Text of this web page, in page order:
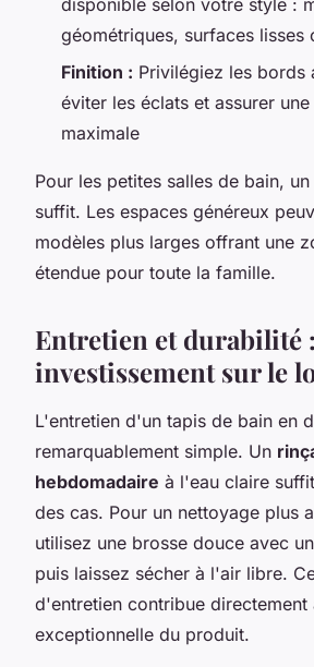
géométriques, surfaces lisses
Finition : Privilégiez les bords
éviter les éclats et assurer
maximale
Pour les petites salles de bain,
suffit. Les espaces généreux
modèles plus larges offrant une
étendue pour toute la famille.
Entretien et durabilité
investissement sur le
L'entretien d'un tapis de bain en
remarquablement simple. Un
hebdomadaire à l'eau claire
des cas. Pour un nettoyage plus
utilisez une brosse douce avec
puis laissez sécher à l'air libre.
d'entretien contribue directement
exceptionnelle du produit.